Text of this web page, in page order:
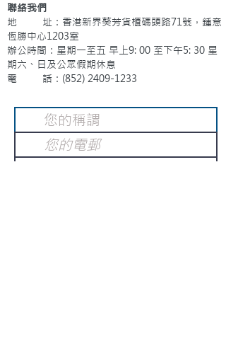
聯絡我們
地 址：香港新界葵芳貨櫃碼頭路71號，鍾意
恆勝中心1203室
辦公時間：星期一至五 早上9: 00 至下午5: 30 星
期六、日及公眾假期休息
電 話：(852) 2409-1233